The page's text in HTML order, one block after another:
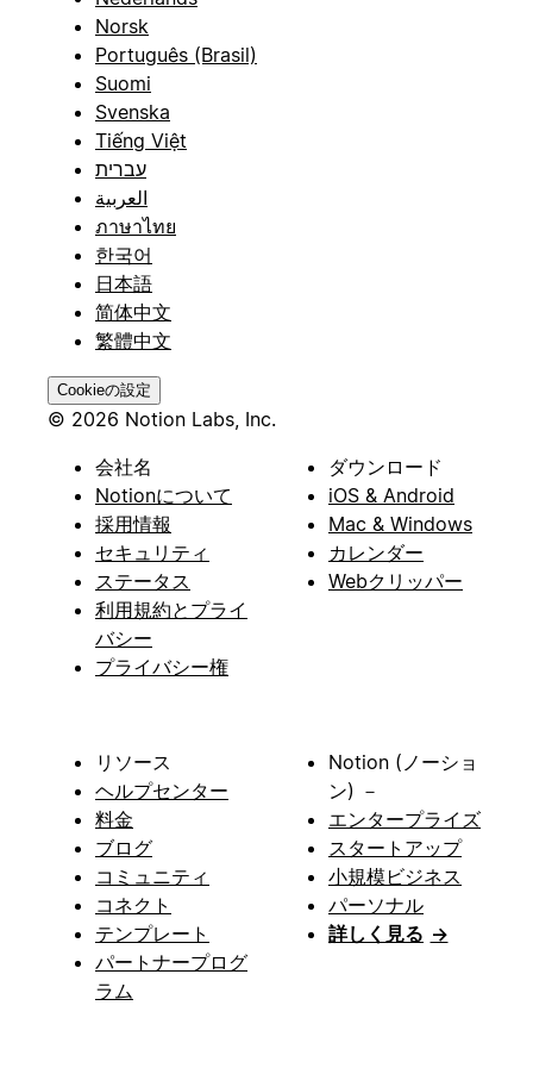
Norsk
Português (Brasil)
Suomi
Svenska
Tiếng Việt
עברית
العربية
ภาษาไทย
한국어
日本語
简体中文
繁體中文
Cookieの設定
© 2026 Notion Labs, Inc.
会社名
Notionについて
採用情報
セキュリティ
ステータス
利用規約とプライ
バシー
プライバシー権
ダウンロード
iOS & Android
Mac & Windows
カレンダー
Webクリッパー
リソース
ヘルプセンター
料金
ブログ
コミュニティ
コネクト
テンプレート
パートナープログ
ラム
Notion (ノーショ
ン) －
エンタープライズ
スタートアップ
小規模ビジネス
パーソナル
詳しく見る →